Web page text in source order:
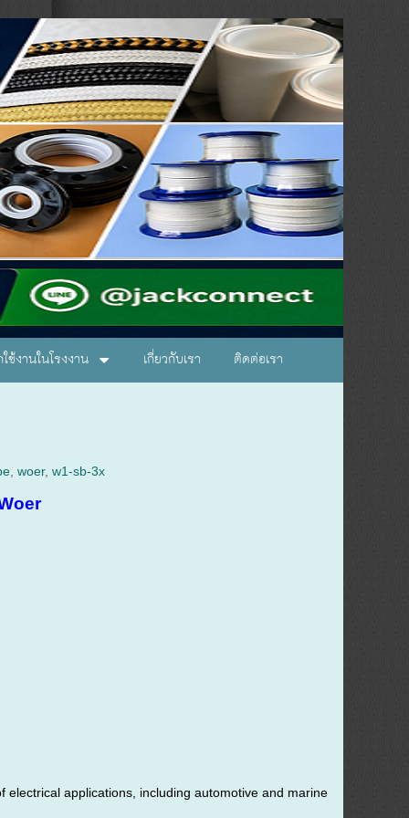
งานในโรงงาน เกี่ยวกับเรา ติดต่อเรา
,woer,w1-sb-3x
applications, including automotive and marine